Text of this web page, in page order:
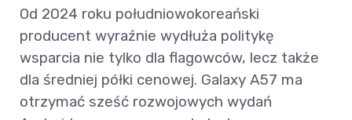
Od 2024 roku południowokoreański
producent wyraźnie wydłuża politykę
wsparcia nie tylko dla flagowców, lecz także
dla średniej półki cenowej. Galaxy A57 ma
otrzymać sześć rozwojowych wydań